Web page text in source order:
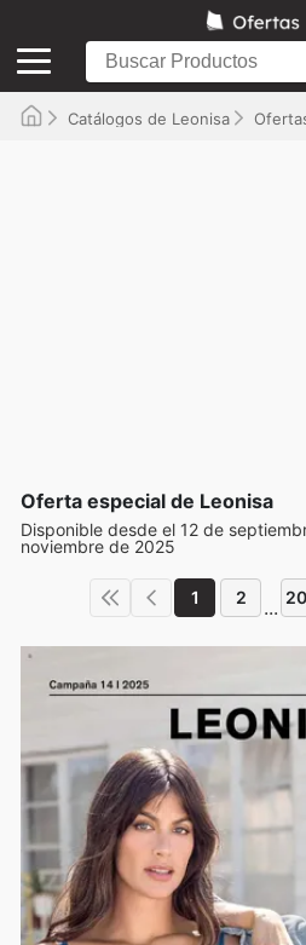
Catálogos de Leonisa
Oferta especial de Leonisa
Disponible desde el 12 de
noviembre de 2025
1 2 ...